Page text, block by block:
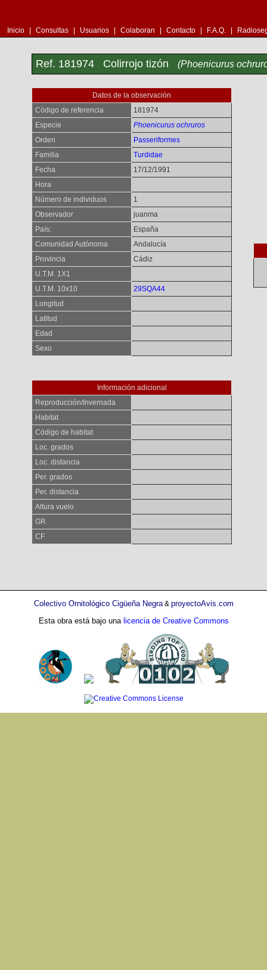
Inicio Consultas Usuarios Colaboran Contacto F.A.Q.
Ref. 181974 Colirrojo tizón (Phoenicurus
Datos de la observación
Código de referencia
181974
Especie
Phoenicurus ochruros
Orden
Passeriformes
Familia
Turdidae
Fecha
17/12/1991
Hora
Número de individuos
1
Observador
juanma
País:
España
Comunidad Autónoma
Andalucía
Provincia
Cádiz
U.T.M. 1X1
U.T.M. 10x10
29SQA44
Longitud
Latitud
Edad
Sexo
Información adicional
Reproducción/Invernada
Habitat
Código de habitat
Loc. grados
Loc. distancia
Per. grados
Per. distancia
Altura vuelo
GR
CF
Colectivo Ornitológico Cigüeña Negra& proyectoAvis.com
Esta obra está bajo una licencia de Creative Commons